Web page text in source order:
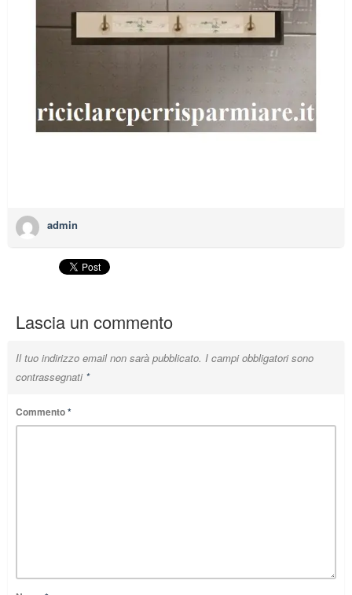
admin
Lascia un commento
Il tuo indirizzo email non sarà pubblicato. I campi obbligatori sono
contrassegnati *
Commento*